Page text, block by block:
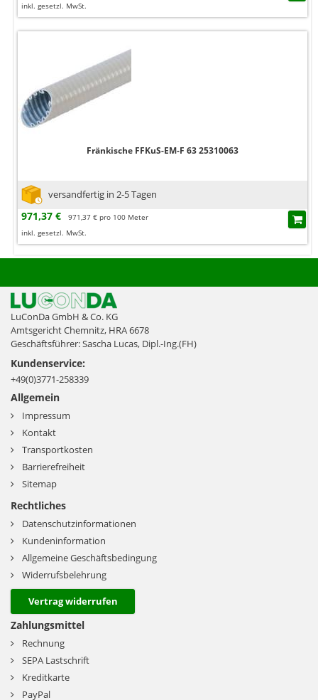
inkl. gesetzl. MwSt.
Fränkische FFKuS-EM-F 63 25310063
versandfertig in 2-5 Tagen
971,37 €
971,37 € pro 100 Meter
inkl. gesetzl. MwSt.
LuConDa GmbH & Co. KG
Amtsgericht Chemnitz, HRA 6678
Geschäftsführer: Sascha Lucas, Dipl.-Ing.(FH)
Kundenservice:
+49(0)3771-258339
Allgemein
Impressum
Kontakt
Transportkosten
Barrierefreiheit
Sitemap
Rechtliches
Datenschutzinformationen
Kundeninformation
Allgemeine Geschäftsbedingung
Widerrufsbelehrung
Vertrag widerrufen
Zahlungsmittel
Rechnung
SEPA Lastschrift
Kreditkarte
PayPal